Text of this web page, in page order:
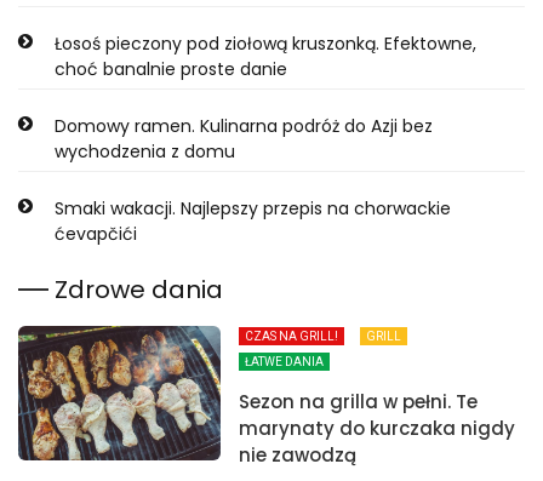
Łosoś pieczony pod ziołową kruszonką. Efektowne,
choć banalnie proste danie
Domowy ramen. Kulinarna podróż do Azji bez
wychodzenia z domu
Smaki wakacji. Najlepszy przepis na chorwackie
ćevapčići
Zdrowe dania
CZAS NA GRILL!
GRILL
ŁATWE DANIA
Sezon na grilla w pełni. Te
marynaty do kurczaka nigdy
nie zawodzą